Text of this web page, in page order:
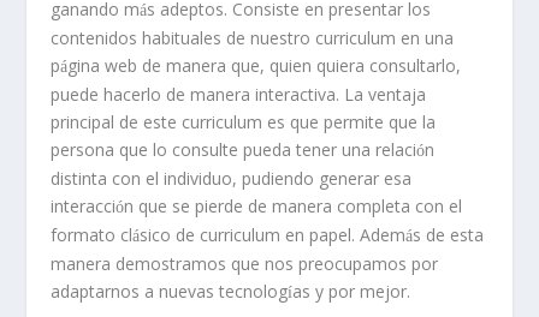
ganando más adeptos. Consiste en presentar los
contenidos habituales de nuestro curriculum en una
página web de manera que, quien quiera consultarlo,
puede hacerlo de manera interactiva. La ventaja
principal de este curriculum es que permite que la
persona que lo consulte pueda tener una relación
distinta con el individuo, pudiendo generar esa
interacción que se pierde de manera completa con el
formato clásico de curriculum en papel. Además de esta
manera demostramos que nos preocupamos por
adaptarnos a nuevas tecnologías y por mejor.